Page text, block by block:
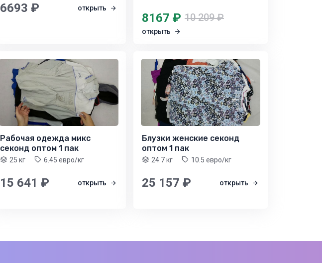
6693 ₽ открыть
8167 ₽ 10 209 ₽
открыть
Рабочая одежда микс
секонд оптом 1 пак
25 кг 6.45 евро/кг
15 641 ₽ открыть
Блузки женские секонд
оптом 1 пак
24.7 кг 10.5 евро/кг
25 157 ₽ открыть